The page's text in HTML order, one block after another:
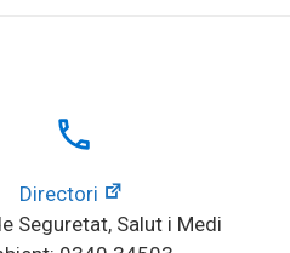
local_phone
Directori
Seguretat, Salut i Medi